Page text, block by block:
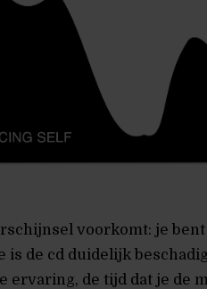
voorkomt: je
is de cd duidelijk
ervaring, de tijd dat je de